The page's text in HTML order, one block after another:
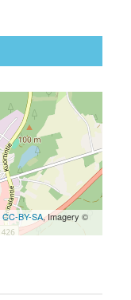
CC-BY-SA, Imagery ©